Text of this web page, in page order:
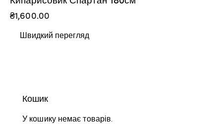
₴1,600.00
Швидкий перегляд
Кошик
У кошику немає товарів.